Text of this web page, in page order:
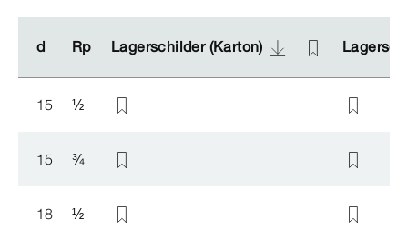
d Rp Lagerschilder (Karton)
d Rp Lagerschilder (Karton)
15 ½
15 ¾
18 ½